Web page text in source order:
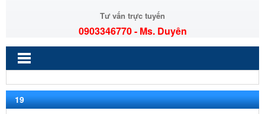
Tư vấn trực tuyến
0903346770 - Ms. Duyên
19